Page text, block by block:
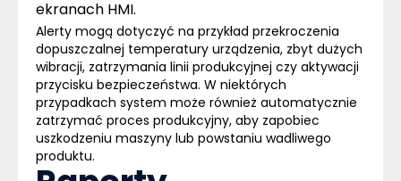
ekranach HMI.
Alerty mogą dotyczyć na przykład przekroczenia
dopuszczalnej temperatury urządzenia, zbyt dużych
wibracji, zatrzymania linii produkcyjnej czy aktywacji
przycisku bezpieczeństwa. W niektórych
przypadkach system może również automatycznie
zatrzymać proces produkcyjny, aby zapobiec
uszkodzeniu maszyny lub powstaniu wadliwego
produktu.